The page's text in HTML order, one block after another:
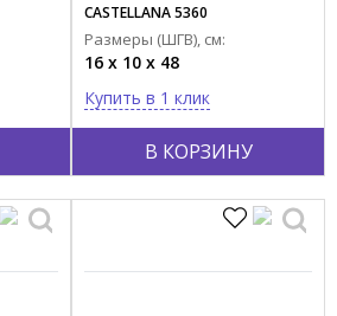
В КОРЗИНУ
CASTELLANA 5360
Размеры (ШГВ), см:
16 x 10 x 48
Купить в 1 клик